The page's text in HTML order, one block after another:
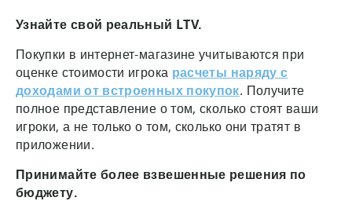
Узнайте свой реальный LTV.
Покупки в интернет-магазине учитываются при
оценке стоимости игрока расчеты наряду с
доходами от встроенных покупок. Получите
полное представление о том, сколько стоят ваши
игроки, а не только о том, сколько они тратят в
приложении.
Принимайте более взвешенные решения по
бюджету.